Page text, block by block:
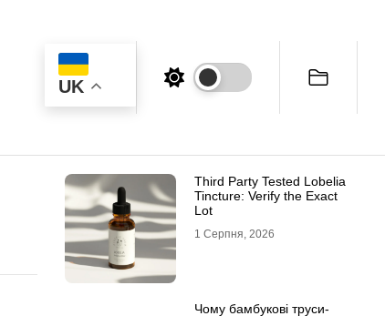
UK
Third Party Tested Lobelia
Tincture: Verify the Exact
Lot
1 Серпня, 2026
Чому бамбукові труси-